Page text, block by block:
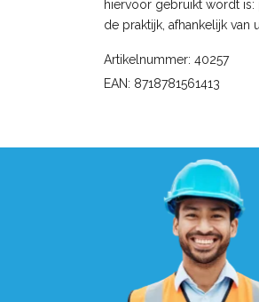
hiervoor gebruikt wordt is:
de praktijk, afhankelijk van
Artikelnummer: 40257
EAN: 8718781561413